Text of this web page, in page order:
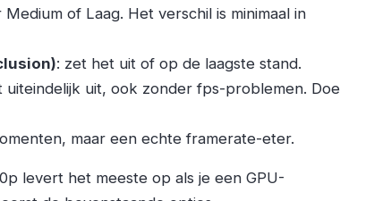
of Laag. Het verschil is minimaal in
: zet het uit of op de laagste stand.
uiteindelijk uit, ook zonder fps-problemen. Doe
maar een echte framerate-eter.
levert het meeste op als je een GPU-